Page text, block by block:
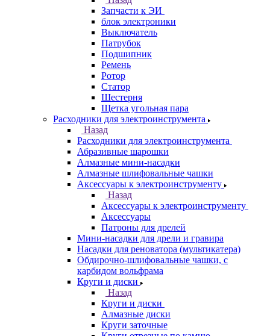
Запчасти к ЭИ
блок электроники
Выключатель
Патрубок
Подшипник
Ремень
Ротор
Статор
Шестерня
Щетка угольная пара
Расходники для электроинструмента
Назад
Расходники для электроинструмента
Абразивные шарошки
Алмазные мини-насадки
Алмазные шлифовальные чашки
Аксессуары к электроинструменту
Назад
Аксессуары к электроинструменту
Аксессуары
Патроны для дрелей
Мини-насадки для дрели и гравира
Насадки для реноватора (мультикатера)
Обдирочно-шлифовальные чашки, с
карбидом вольфрама
Круги и диски
Назад
Круги и диски
Алмазные диски
Круги заточные